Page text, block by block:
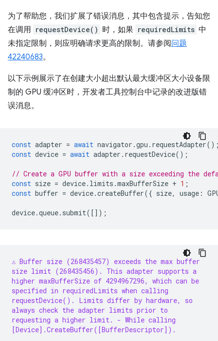
为了帮助您，我们扩展了错误消息，其中包含提示，告知您
在调用 requestDevice() 时，如果 requiredLimits 中
未指定限制，则应明确请求更高的限制。请参阅问题
42240683。
以下示例展示了在创建大小超出默认最大缓冲区大小设备限
制的 GPU 缓冲区时，开发者工具控制台中记录的改进版错
误消息。
const adapter = await navigator .gpu . requestAdapter
const device = await adapter . requestDevice();
// Create a GPU buffer with a size exceeding the
const size = device. limits .maxBufferSize + 1 ;
const buffer = device.createBuffer({ size, usage :
device.queue. submit([]);
⚠️ Buffer size (268435457) exceeds the max buffer
size limit (268435456). This adapter supports a
higher maxBufferSize of 4294967296, which can be
specified in requiredLimits when calling
requestDevice(). Limits differ by hardware, so
always check the adapter limits prior to
requesting a higher limit.
- While calling
[Device].CreateBuffer([BufferDescriptor]).